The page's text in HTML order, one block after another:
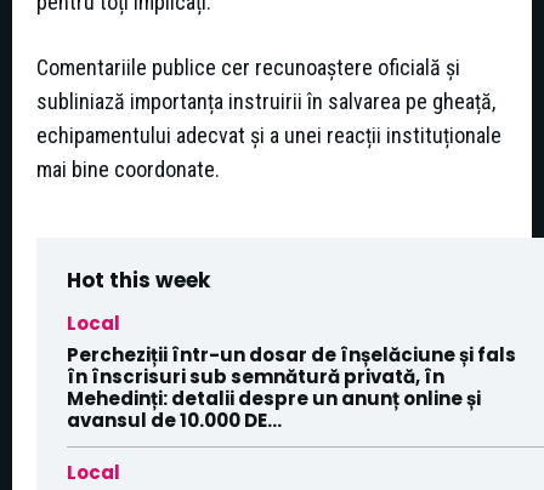
Comentariile publice cer recunoaștere oficială și
subliniază importanța instruirii în salvarea pe gheață,
echipamentului adecvat și a unei reacții instituționale
mai bine coordonate.
Hot this week
Local
Percheziții într-un dosar de înșelăciune și fals
în înscrisuri sub semnătură privată, în
Mehedinți: detalii despre un anunț online și
avansul de 10.000 DE...
Local